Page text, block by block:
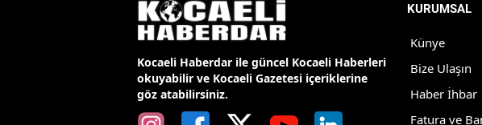
Kocaeli Haberdar ile güncel Kocaeli Haberleri
okuyabilir ve Kocaeli Gazetesi içeriklerine
göz atabilirsiniz.
KURUMSAL
Künye
Bize Ulaşın
Haber İhbar
Fatura ve